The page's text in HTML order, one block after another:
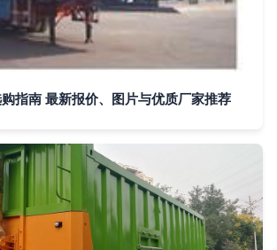
指南 最新报价、图片与优质厂家推荐